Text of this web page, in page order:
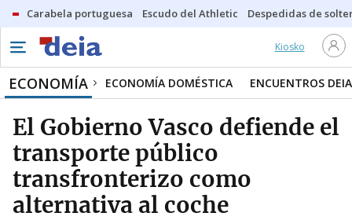
Carabela portuguesa Escudo del Athletic Despedidas de
Kiosko
ECONOMÍA ECONOMÍA DOMÉSTICA ENCUENTROS DEIA
El Gobierno Vasco defiende el
transporte público
transfronterizo como
alternativa al coche